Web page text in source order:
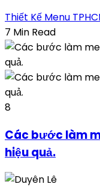
Thiết Kế Menu
7 Min Read
8
Các bước làm
hiệu quả.